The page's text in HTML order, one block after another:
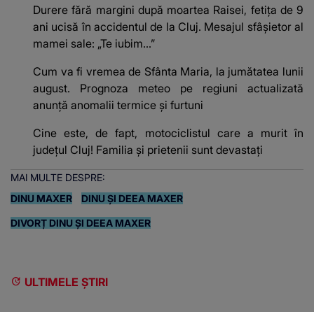
Durere fără margini după moartea Raisei, fetița de 9
ani ucisă în accidentul de la Cluj. Mesajul sfâșietor al
mamei sale: „Te iubim…”
Cum va fi vremea de Sfânta Maria, la jumătatea lunii
august. Prognoza meteo pe regiuni actualizată
anunță anomalii termice și furtuni
Cine este, de fapt, motociclistul care a murit în
județul Cluj! Familia și prietenii sunt devastați
MAI MULTE DESPRE:
DINU MAXER
DINU ȘI DEEA MAXER
DIVORȚ DINU ȘI DEEA MAXER
ULTIMELE ȘTIRI